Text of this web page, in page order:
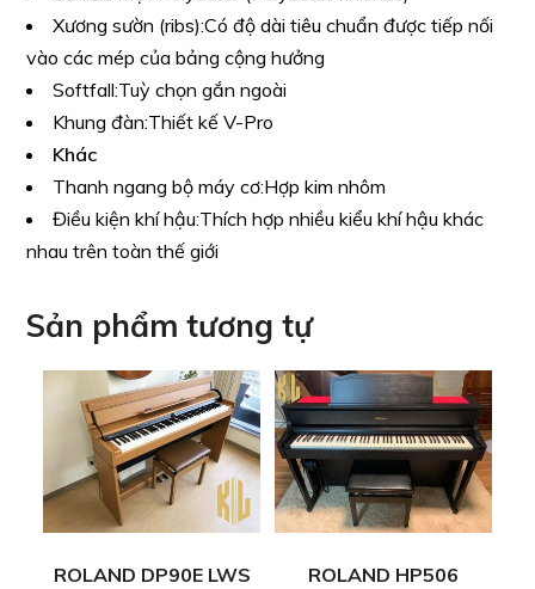
Xương sườn (ribs):Có độ dài tiêu chuẩn được tiếp nối
vào các mép của bảng cộng hưởng
Softfall:Tuỳ chọn gắn ngoài
Khung đàn:Thiết kế V-Pro
Khác
Thanh ngang bộ máy cơ:Hợp kim nhôm
Điều kiện khí hậu:Thích hợp nhiều kiểu khí hậu khác
nhau trên toàn thế giới
Sản phẩm tương tự
ROLAND DP90E LWS ROLAND HP506